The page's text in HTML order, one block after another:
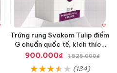
Trứng rung Svakom Tulip điểm
G chuẩn quốc tế, kích thích
mạnh
900.000₫ 1.525.000₫
(134)